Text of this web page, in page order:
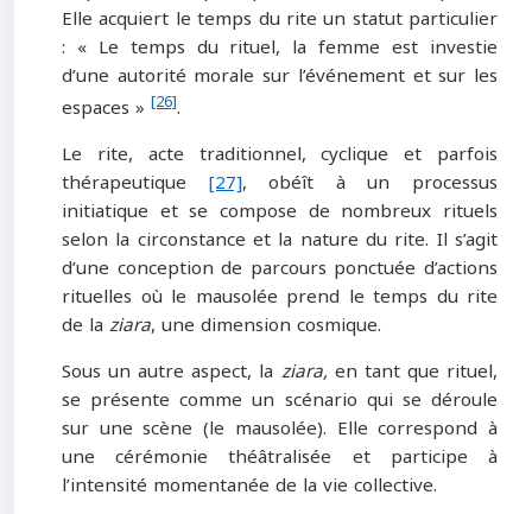
Elle acquiert le temps du rite un statut particulier
: « Le temps du rituel, la femme est investie
d’une autorité morale sur l’événement et sur les
espaces » [26].
Le rite, acte traditionnel, cyclique et parfois
thérapeutique [27], obéît à un processus
initiatique et se compose de nombreux rituels
selon la circonstance et la nature du rite. Il s’agit
d’une conception de parcours ponctuée d’actions
rituelles où le mausolée prend le temps du rite
de la ziara, une dimension cosmique.
Sous un autre aspect, la ziara, en tant que rituel,
se présente comme un scénario qui se déroule
sur une scène (le mausolée). Elle correspond à
une cérémonie théâtralisée et participe à
l’intensité momentanée de la vie collective.